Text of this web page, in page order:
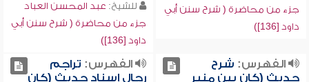
جزء من محاضرة ( شرح سنن أبي
داود [136])
للشيخ: عبد المحسن العباد
جزء من محاضرة ( شرح سنن أبي
داود [136])
الفهرس: شرح
حديث (كان بين منبر
الفهرس: تراجم
رجال إسناد حديث (كان